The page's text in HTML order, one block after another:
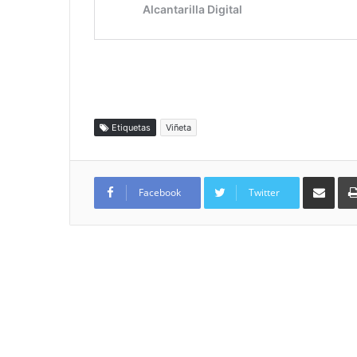
Etiquetas Viñeta
Facebook Twitter
Compartir